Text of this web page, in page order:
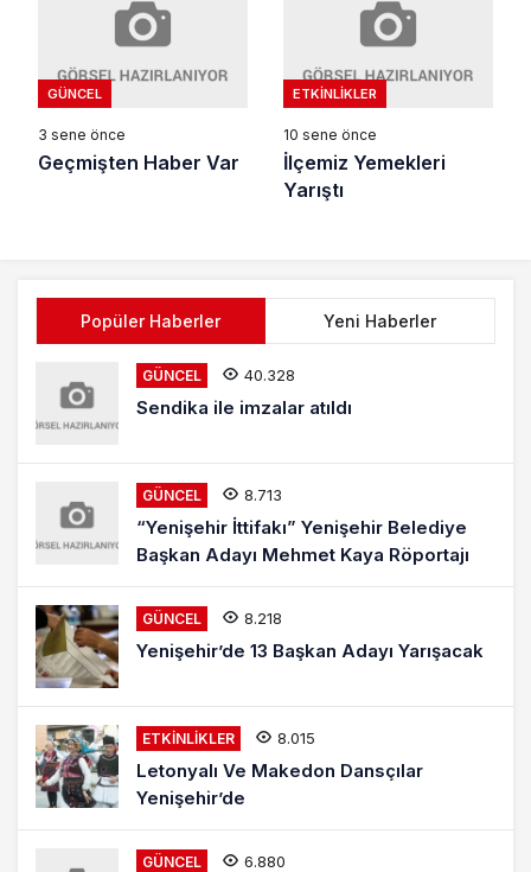
GÜNCEL
3 sene önce
Geçmişten Haber Var
ETKINLIKLER
10 sene önce
İlçemiz Yemekleri
Yarıştı
Popüler Haberler Yeni Haberler
GÜNCEL 40.328
Sendika ile imzalar atıldı
GÜNCEL 8.713
“Yenişehir İttifakı” Yenişehir Belediye
Başkan Adayı Mehmet Kaya Röportajı
GÜNCEL 8.218
Yenişehir’de 13 Başkan Adayı Yarışacak
ETKINLIKLER 8.015
Letonyalı Ve Makedon Dansçılar
Yenişehir’de
GÜNCEL 6.880